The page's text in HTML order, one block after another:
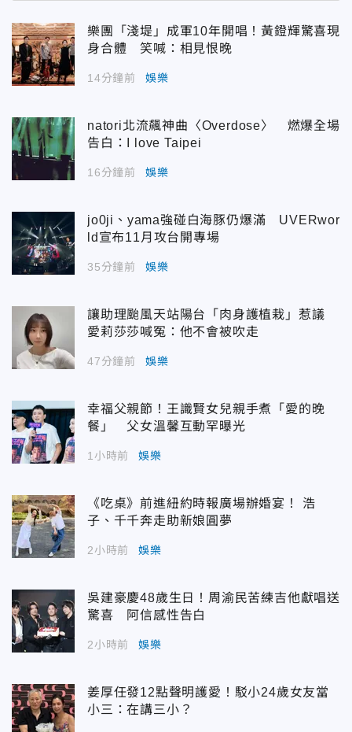
樂團「淺堤」成軍10年開唱！黃鐙輝驚喜現
身合體 笑喊：相見恨晚
14分鐘前 娛樂
natori北流飆神曲〈Overdose〉 燃爆全場
告白：I love Taipei
16分鐘前 娛樂
jo0ji、yama強碰白海豚仍爆滿 UVERwor
ld宣布11月攻台開專場
35分鐘前 娛樂
讓助理颱風天站陽台「肉身護植栽」惹議
愛莉莎莎喊冤：他不會被吹走
47分鐘前 娛樂
幸福父親節！王識賢女兒親手煮「愛的晚
餐」 父女溫馨互動罕曝光
1小時前 娛樂
《吃桌》前進紐約時報廣場辦婚宴！ 浩
子、千千奔走助新娘圓夢
2小時前 娛樂
吳建豪慶48歲生日！周渝民苦練吉他獻唱送
驚喜 阿信感性告白
2小時前 娛樂
姜厚任發12點聲明護愛！駁小24歲女友當
小三：在講三小？